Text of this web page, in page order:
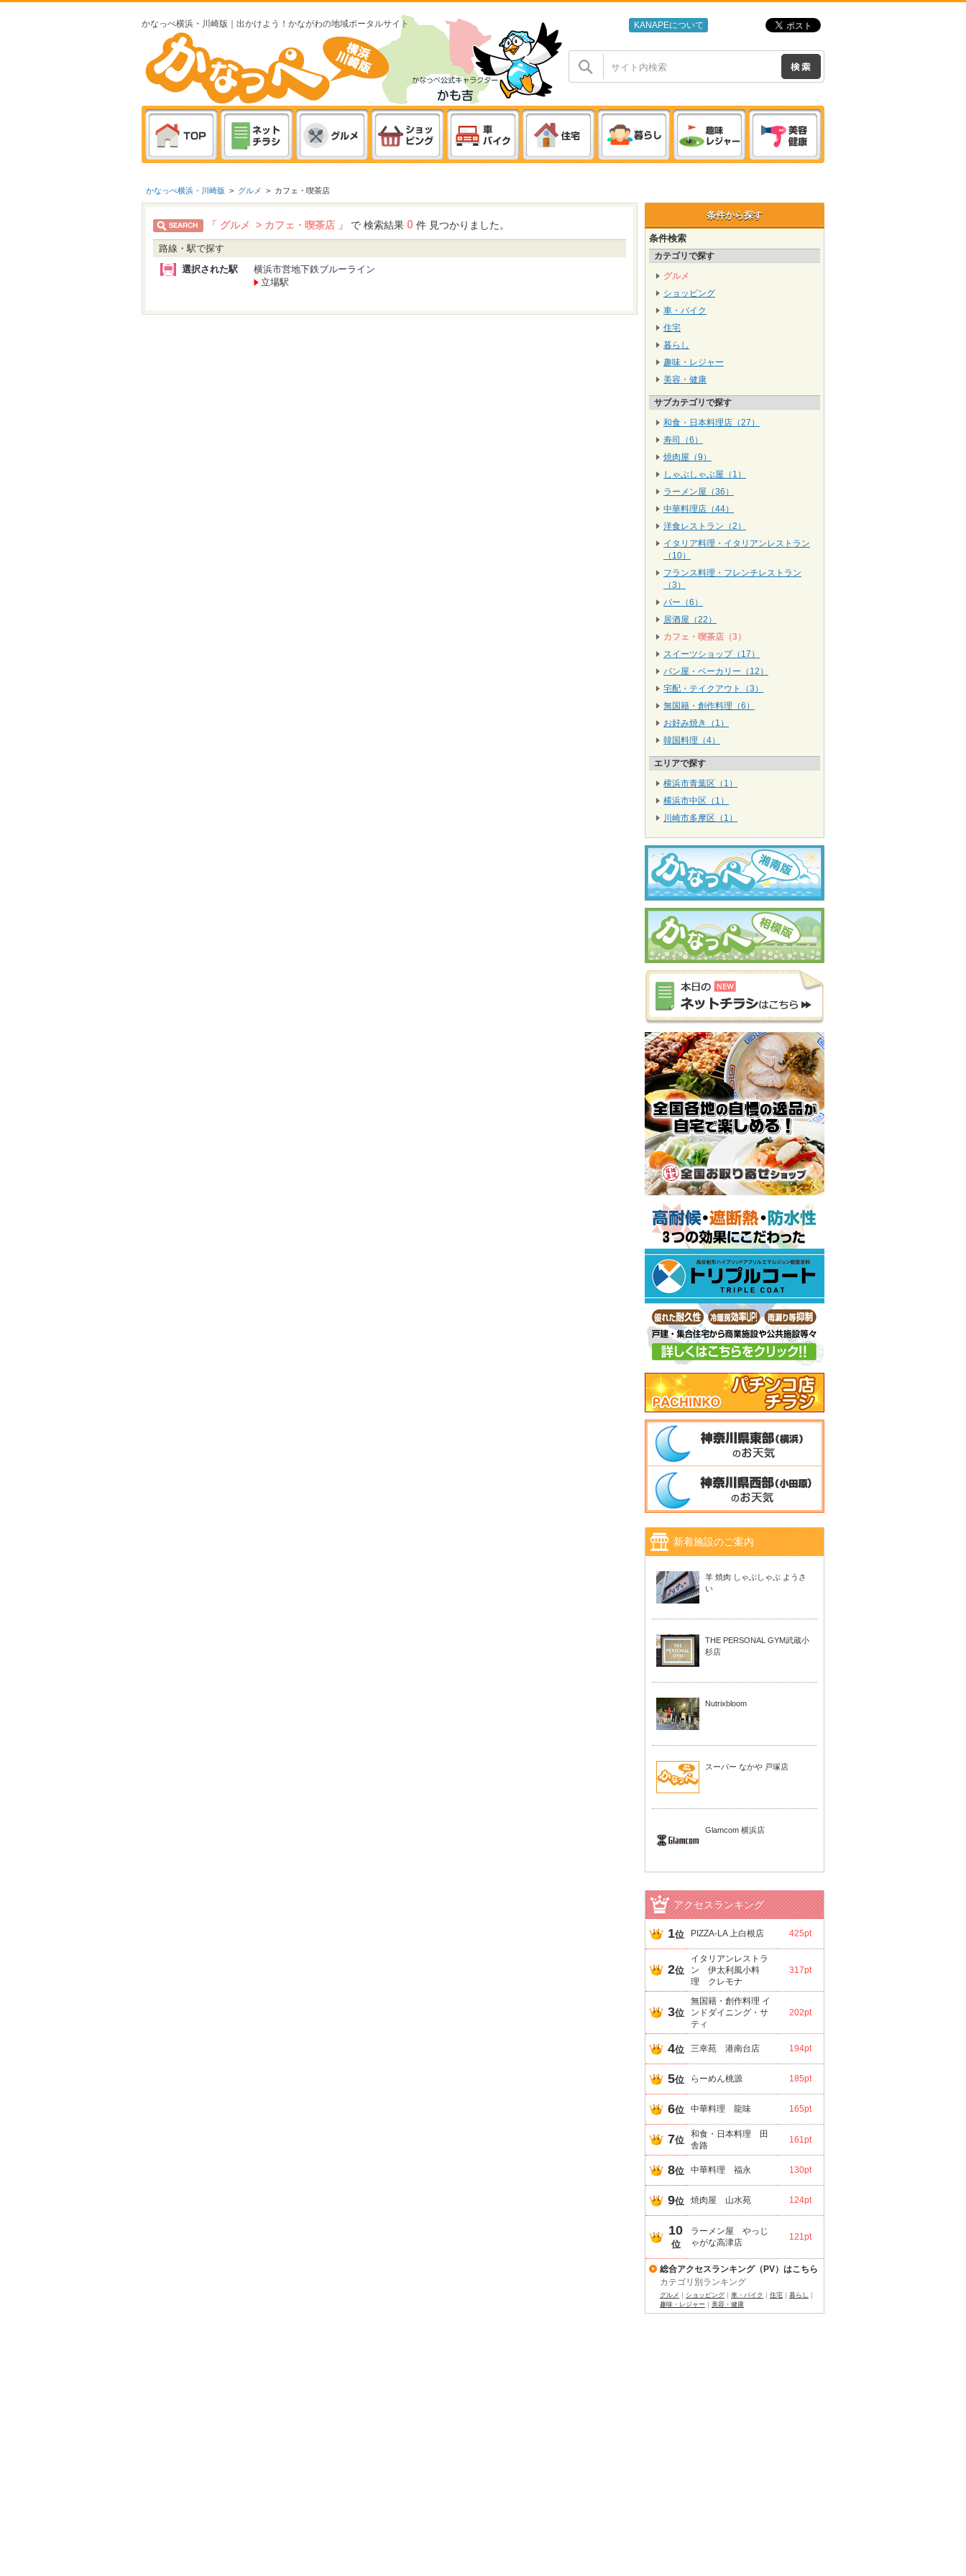
かなっぺ横浜・川崎版｜出かけよう！かながわの地域ポータルサイト KANAPEについて
かなっぺ横浜・川崎版 > グルメ > カフェ・喫茶店
条件から探す
条件検索
カテゴリで探す
グルメ
ショッピング
車・バイク
住宅
暮らし
趣味・レジャー
美容・健康
サブカテゴリで探す
和食・日本料理店（27）
寿司（6）
焼肉屋（9）
しゃぶしゃぶ屋（1）
ラーメン屋（36）
中華料理店（44）
洋食レストラン（2）
イタリア料理・イタリアンレストラン
（10）
フランス料理・フレンチレストラン
（3）
バー（6）
居酒屋（22）
カフェ・喫茶店（3）
スイーツショップ（17）
パン屋・ベーカリー（12）
宅配・テイクアウト（3）
無国籍・創作料理（6）
お好み焼き（1）
韓国料理（4）
エリアで探す
横浜市青葉区（1）
横浜市中区（1）
川崎市多摩区（1）
新着施設のご案内
羊 焼肉 しゃぶしゃぶ ようさ
い
THE PERSONAL GYM武蔵小
杉店
Nutrixbloom
スーパー なかや 戸塚店
Glamcom 横浜店
アクセスランキング
1位 PIZZA-LA 上白根店 425pt
2位
イタリアンレストラ
ン 伊太利風小料
理 クレモナ
317pt
3位
無国籍・創作料理 イ
ンドダイニング・サ
ティ
202pt
4位 三幸苑 港南台店 194pt
5位 らーめん桃源 185pt
6位 中華料理 龍味 165pt
7位
和食・日本料理 田
舎路
161pt
8位 中華料理 福永 130pt
9位 焼肉屋 山水苑 124pt
10
位
ラーメン屋 やっじ
ゃがな高津店
121pt
総合アクセスランキング（PV）はこちら
カテゴリ別ランキング
グルメ ショッピング 車・バイク 住宅 暮らし
趣味・レジャー
美容・健康
「 グルメ > カフェ・喫茶店 」 で 検索結果 0 件 見つかりました。
路線・駅で探す
選択された駅
横浜市営地下鉄ブルーライン
立場駅